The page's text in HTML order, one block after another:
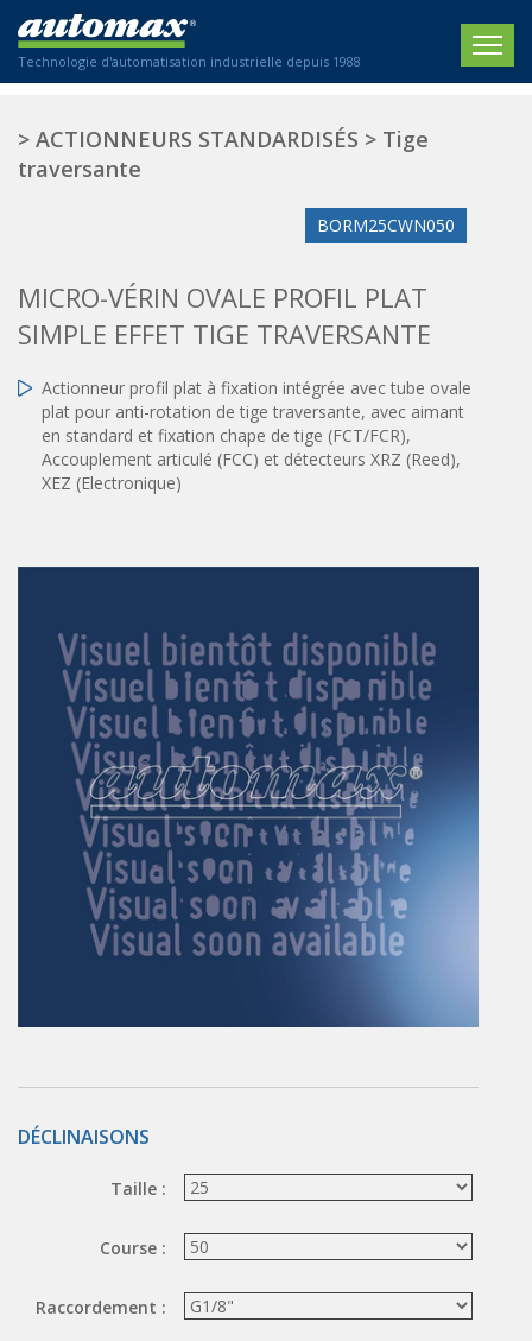
Technologie d'automatisation industrielle depuis 1988
ACCUEIL
Actionneurs électriques
Actionneurs standardisés
Amortisseurs hydrauliques
Régulateurs hydrauliques
Systèmes modulaires pneumatiques
CONNECTIQUE
Joints tournants
CONTRÔLE DES FLUIDES
Auxiliaires de ligne
Auxiliaires de raccordement
Électrovannes tous fluides
DISTRIBUTEURS
Commande à pédale
Commande électrique
Commande musculaire
ÉLECTROVANNES DE DÉCOLMATAGE
Électrovannes à jet pulsé
Vannes à jet pulsé
Ciseaux pneumatiques
Couteaux pneumatiques
PINCES DE PRÉHENSION
SECTEURS
Agriculture
Imprimerie
Plasturgie
Solutions personnalisées
CONTACT
Nous sommes heureux de vous conseiller !
+33 0 254 553 811
> ACTIONNEURS STANDARDISÉS > Tige
traversante
BORM25CWN050
MICRO-VÉRIN OVALE PROFIL PLAT
SIMPLE EFFET TIGE TRAVERSANTE
Actionneur profil plat à fixation intégrée avec tube ovale
plat pour anti-rotation de tige traversante, avec aimant
en standard et fixation chape de tige (FCT/FCR),
Accouplement articulé (FCC) et détecteurs XRZ (Reed),
XEZ (Electronique)
DÉCLINAISONS
Taille :
Course :
Raccordement :